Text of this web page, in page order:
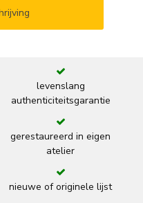
levenslang
authenticiteitsgarantie
gerestaureerd in eigen
atelier
nieuwe of originele lijst